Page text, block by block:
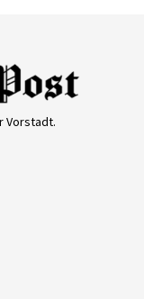
Vorstadt.